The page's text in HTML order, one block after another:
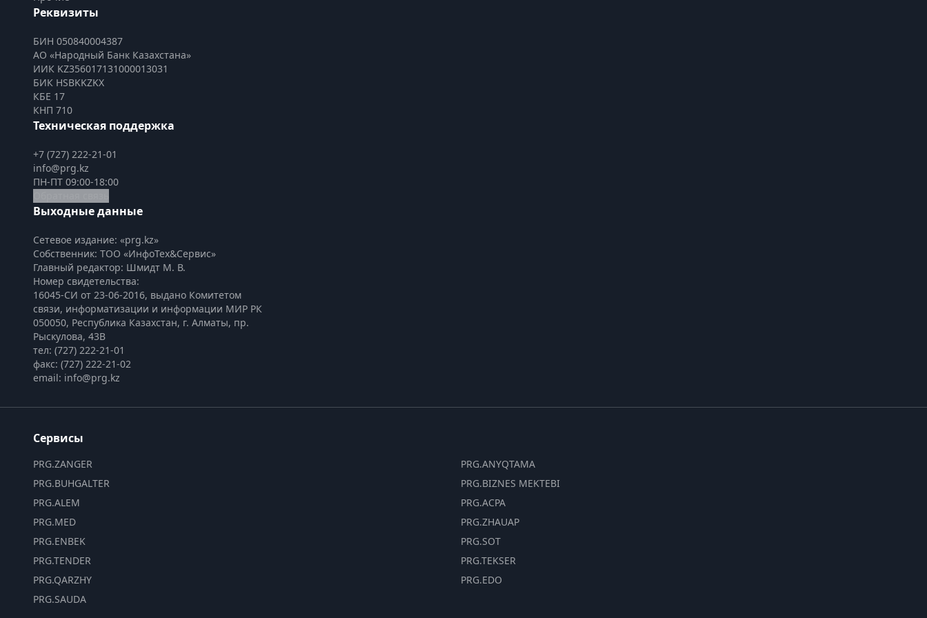
Реквизиты
БИН 050840004387
АО «Народный Банк Казахстана»
ИИК KZ356017131000013031
БИК HSBKKZKX
КБЕ 17
КНП 710
Техническая поддержка
+7 (727) 222-21-01
info@prg.kz
ПН-ПТ 09:00-18:00
Выходные данные
Сетевое издание: «prg.kz»
Собственник: ТОО «ИнфоТех&Сервис»
Главный редактор: Шмидт М. В.
Номер свидетельства:
16045-СИ от 23-06-2016, выдано Комитетом
связи, информатизации и информации МИР РК
050050, Республика Казахстан, г. Алматы, пр.
Рыскулова, 43В
тел: (727) 222-21-01
факс: (727) 222-21-02
email: info@prg.kz
Сервисы
PRG.ZANGER
PRG.BUHGALTER
PRG.ALEM
PRG.MED
PRG.ENBEK
PRG.TENDER
PRG.QARZHY
PRG.SAUDA
PRG.ANYQTAMA
PRG.BIZNES MEKTEBI
PRG.ACPA
PRG.ZHAUAP
PRG.SOT
PRG.TEKSER
PRG.EDO